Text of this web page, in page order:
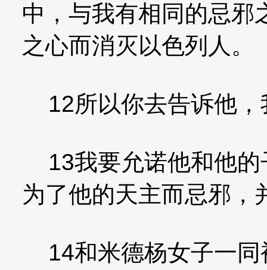
中，与我有相同的忌邪
之心而消灭以色列人。
12所以你去告诉他，
13我要允诺他和他的
为了他的天主而忌邪，
14和米德杨女子一同